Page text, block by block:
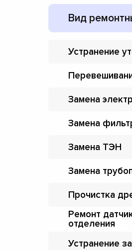
Вид
Устранение
Замена
Замена
Замена ТЭН
Замена
Прочистка
Ремонт
отделения
Устранение